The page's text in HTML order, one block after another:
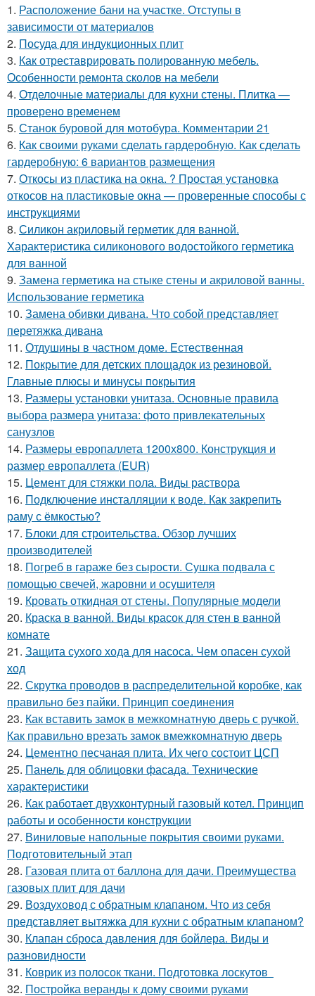
1. Расположение бани на участке. Отступы в
зависимости от материалов
2. Посуда для индукционных плит
3. Как отреставрировать полированную мебель.
Особенности ремонта сколов на мебели
4. Отделочные материалы для кухни стены. Плитка —
проверено временем
5. Станок буровой для мотобура. Комментарии 21
6. Как своими руками сделать гардеробную. Как сделать
гардеробную: 6 вариантов размещения
7. Откосы из пластика на окна. ? Простая установка
откосов на пластиковые окна — проверенные способы с
инструкциями
8. Силикон акриловый герметик для ванной.
Характеристика силиконового водостойкого герметика
для ванной
9. Замена герметика на стыке стены и акриловой ванны.
Использование герметика
10. Замена обивки дивана. Что собой представляет
перетяжка дивана
11. Отдушины в частном доме. Естественная
12. Покрытие для детских площадок из резиновой.
Главные плюсы и минусы покрытия
13. Размеры установки унитаза. Основные правила
выбора размера унитаза: фото привлекательных
санузлов
14. Размеры европаллета 1200х800. Конструкция и
размер европаллета (EUR)
15. Цемент для стяжки пола. Виды раствора
16. Подключение инсталляции к воде. Как закрепить
раму с ёмкостью?
17. Блоки для строительства. Обзор лучших
производителей
18. Погреб в гараже без сырости. Сушка подвала с
помощью свечей, жаровни и осушителя
19. Кровать откидная от стены. Популярные модели
20. Краска в ванной. Виды красок для стен в ванной
комнате
21. Защита сухого хода для насоса. Чем опасен сухой
ход
22. Скрутка проводов в распределительной коробке, как
правильно без пайки. Принцип соединения
23. Как вставить замок в межкомнатную дверь с ручкой.
Как правильно врезать замок вмежкомнатную дверь
24. Цементно песчаная плита. Их чего состоит ЦСП
25. Панель для облицовки фасада. Технические
характеристики
26. Как работает двухконтурный газовый котел. Принцип
работы и особенности конструкции
27. Виниловые напольные покрытия своими руками.
Подготовительный этап
28. Газовая плита от баллона для дачи. Преимущества
газовых плит для дачи
29. Воздуховод с обратным клапаном. Что из себя
представляет вытяжка для кухни с обратным клапаном?
30. Клапан сброса давления для бойлера. Виды и
разновидности
31. Коврик из полосок ткани. Подготовка лоскутов
32. Постройка веранды к дому своими руками